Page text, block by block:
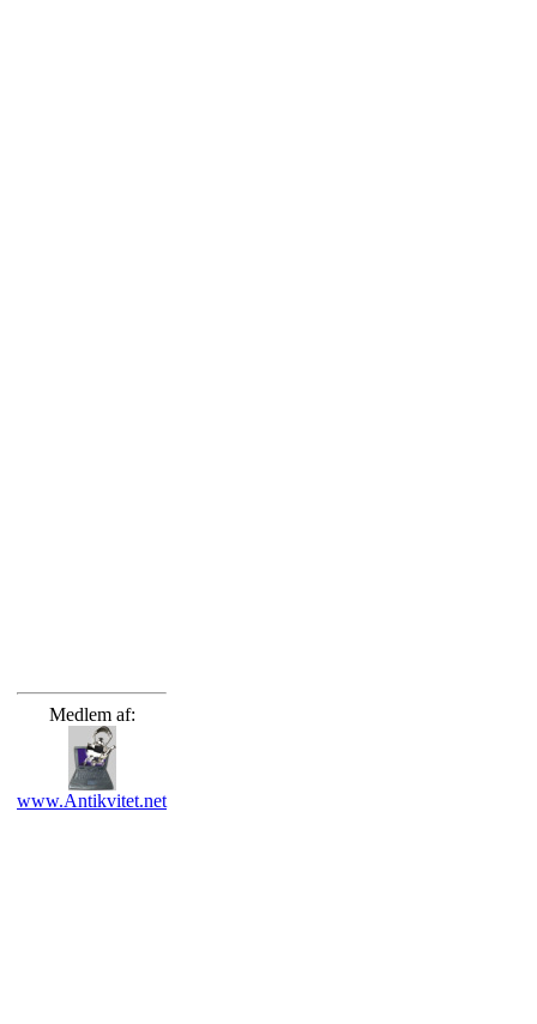
Medlem af:
www.Antikvitet.net